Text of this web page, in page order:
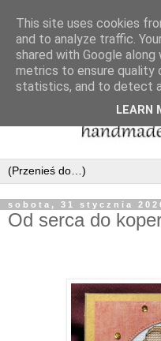
sobota, 31 stycznia
Od serca do
This site uses cookies
and to analyze traffic.
shared with Google
metrics to ensure quality
statistics, and to detect
LEARN